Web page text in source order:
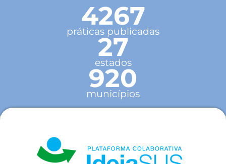
4267
práticas publicadas
27
estados
920
municípios